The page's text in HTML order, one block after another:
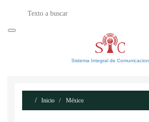
Sistema Integral de Comunicacion
Inicio México